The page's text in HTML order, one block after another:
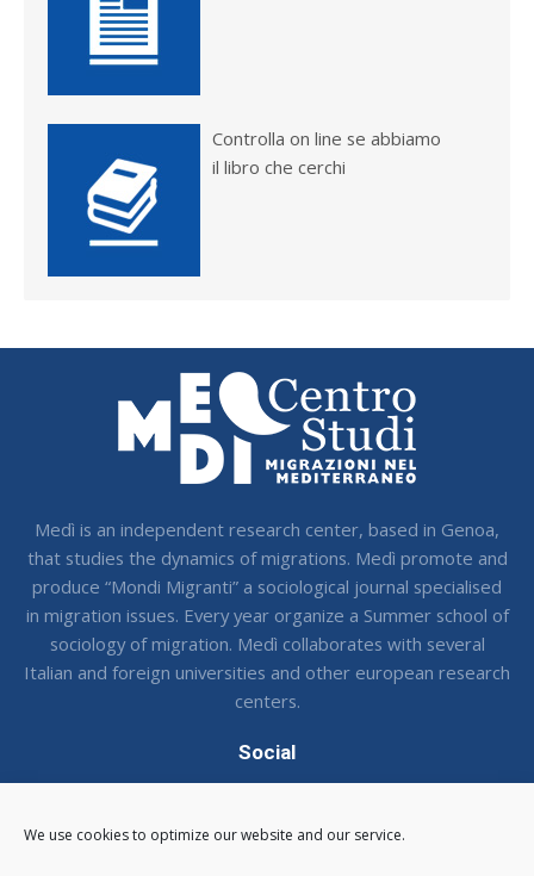
We use cookies to optimize our website and our service.
Controlla on line se abbiamo
il libro che cerchi
Medì is an independent research center, based in Genoa,
that studies the dynamics of migrations. Medì promote and
produce “Mondi Migranti” a sociological journal specialised
in migration issues. Every year organize a Summer school of
sociology of migration. Medì collaborates with several
Italian and foreign universities and other european research
centers.
Social